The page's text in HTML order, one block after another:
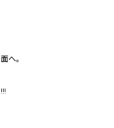
へ。